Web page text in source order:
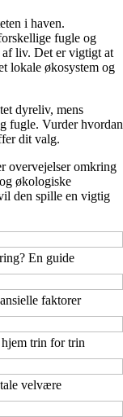
i haven.
fugle og
af liv. Det er vigtigt at
lokale økosystem og
dyreliv, mens
fugle. Vurder hvordan
dit valg.
overvejelser omkring
økologiske
den spille en vigtig
En guide
faktorer
trin for trin
velvære